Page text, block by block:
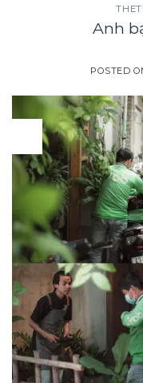
Anh
POSTED